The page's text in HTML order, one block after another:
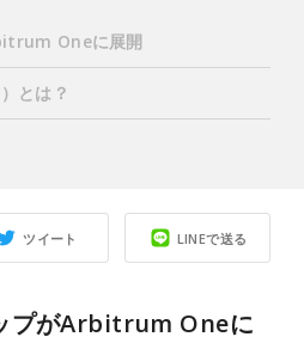
ツイート LINEで送る
プがArbitrum Oneに
Oneに展開
とは？